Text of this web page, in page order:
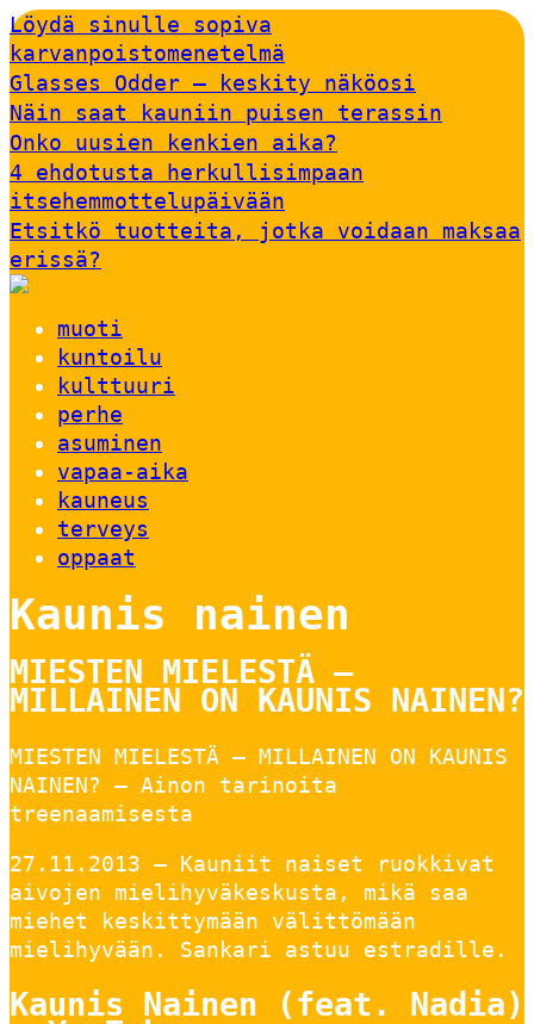
Löydä sinulle sopiva
karvanpoistomenetelmä
Glasses Odder – keskity näköosi
Näin saat kauniin puisen terassin
Onko uusien kenkien aika?
4 ehdotusta herkullisimpaan
itsehemmottelupäivään
Etsitkö tuotteita, jotka voidaan maksaa
erissä?
muoti
kuntoilu
kulttuuri
perhe
asuminen
vapaa-aika
kauneus
terveys
oppaat
Kaunis nainen
MIESTEN MIELESTÄ –
MILLAINEN ON KAUNIS NAINEN?
MIESTEN MIELESTÄ – MILLAINEN ON KAUNIS
NAINEN? – Ainon tarinoita
treenaamisesta
27.11.2013 — Kauniit naiset ruokkivat
aivojen mielihyväkeskusta, mikä saa
miehet keskittymään välittömään
mielihyvään. Sankari astuu estradille.
Kaunis Nainen (feat. Nadia)